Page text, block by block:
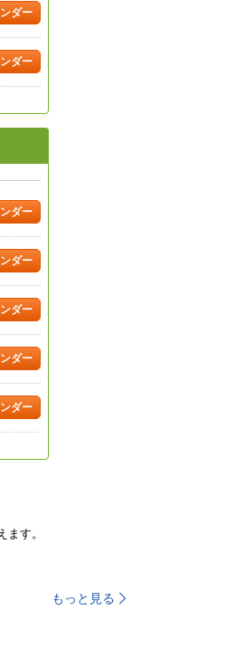
ダー
ダー
ダー
ダー
ダー
ダー
ダー
す。
もっと見る